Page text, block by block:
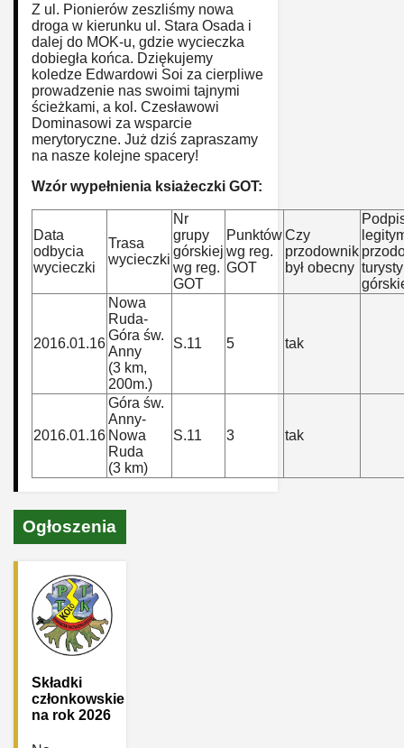
Z ul. Pionierów zeszliśmy nowa
droga w kierunku ul. Stara Osada i
dalej do MOK-u, gdzie wycieczka
dobiegła końca. Dziękujemy
koledze Edwardowi Soi za cierpliwe
prowadzenie nas swoimi tajnymi
ścieżkami, a kol. Czesławowi
Dominasowi za wsparcie
merytoryczne. Już dziś zapraszamy
na nasze kolejne spacery!
Wzór wypełnienia ksiażeczki GOT:
Data
odbycia
wycieczki
Trasa
wycieczki
Nr
grupy
górskiej
wg reg.
GOT
Punktów
wg reg.
GOT
Czy
przodownik
był obecny
2016.01.16
Nowa
Ruda-
Góra św.
Anny
(3 km,
200m.)
S.11 5 tak
2016.01.16
Góra św.
Anny-
Nowa
Ruda
(3 km)
S.11 3 tak
Ogłoszenia
Składki
członkowskie
na rok 2026